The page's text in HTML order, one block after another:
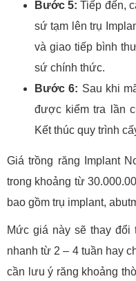
Bước 5: Tiếp đến,
sứ tạm lên trụ
và giao tiếp bình
sứ chính thức.
Bước 6: Sau khi
được kiểm tra lần
Kết thúc quy trình
Giá trồng răng Implant
trong khoảng từ
bao gồm trụ implant,
Mức giá này sẽ thay
nhanh từ 2 – 4 tuần hay
cần lưu ý răng khoảng